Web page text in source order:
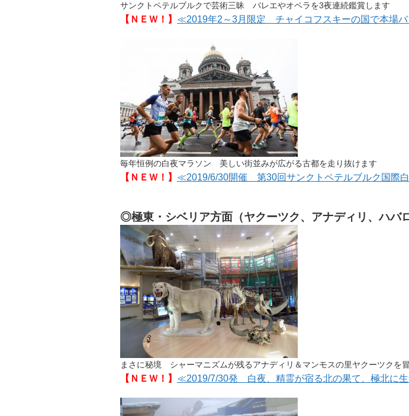
サンクトペテルブルクで芸術三昧 バレエやオペラを3夜連続鑑賞します
【ＮＥＷ！】 ≪2019年2～3月限定 チャイコフスキーの国で本場
毎年恒例の白夜マラソン 美しい街並みが広がる古都を走り抜けます
【ＮＥＷ！】 ≪2019/6/30開催 第30回サンクトペテルブルク国際
◎極東・シベリア方面（ヤクーツク、アナディリ、ハバ
まさに秘境 シャーマニズムが残るアナディリ＆マンモスの里ヤクーツクを
【ＮＥＷ！】 ≪2019/7/30発 白夜、精霊が宿る北の果て、極北に